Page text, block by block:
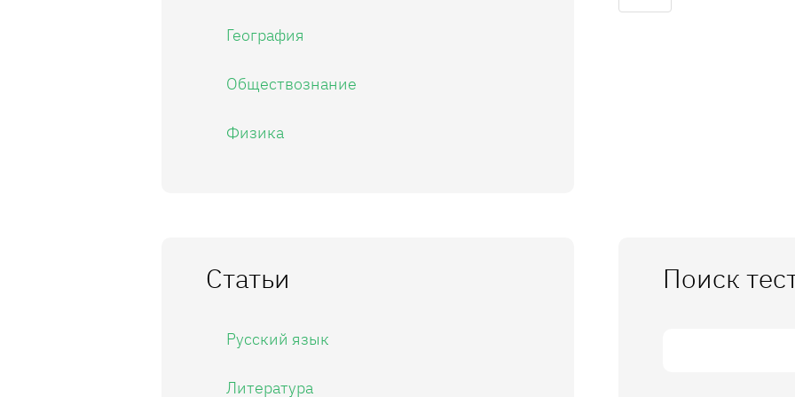
География
Обществознание
Физика
Статьи
Русский язык
Литература
Поиск